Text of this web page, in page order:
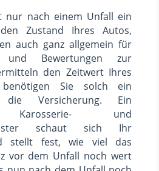
nur nach einem Unfall ein
Zustand Ihres Autos,
auch ganz allgemein für
und Bewertungen zur
den Zeitwert Ihres
benötigen Sie solch ein
Versicherung. Ein
Karosserie- und
schaut sich Ihr
stellt fest, wie viel das
vor dem Unfall noch wert